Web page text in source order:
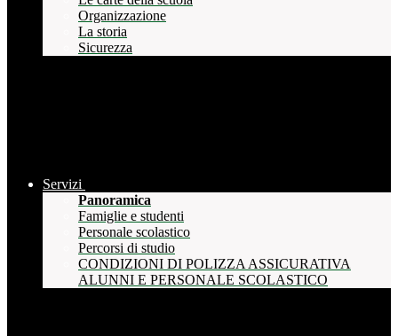
Organizzazione
La storia
Sicurezza
Servizi
Panoramica
Famiglie e studenti
Personale scolastico
Percorsi di studio
CONDIZIONI DI POLIZZA ASSICURATIVA
ALUNNI E PERSONALE SCOLASTICO